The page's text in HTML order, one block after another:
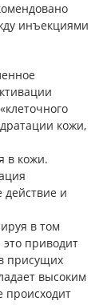
инъекциями
кожи,
в кожи.
действие и
в том
приводит
присущих
высоким
происходит